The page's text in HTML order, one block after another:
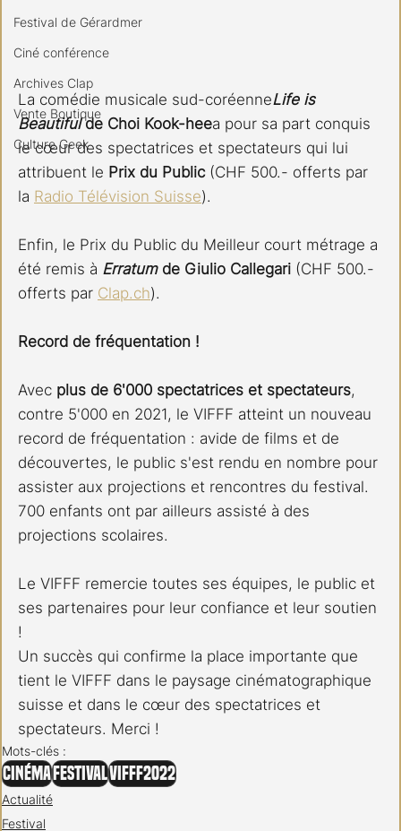
Festival de Gérardmer
Ciné conférence
Archives Clap
Vente Boutique
Culture Geek
La comédie musicale sud-coréenneLife is
Beautiful de Choi Kook-heea pour sa part conquis
le cœur des spectatrices et spectateurs qui lui
attribuent le Prix du Public (CHF 500.- offerts par
la Radio Télévision Suisse).
Enfin, le Prix du Public du Meilleur court métrage a
été remis à Erratum de Giulio Callegari (CHF 500.-
offerts par Clap.ch).
Record de fréquentation !
Avec plus de 6'000 spectatrices et spectateurs,
contre 5'000 en 2021, le VIFFF atteint un nouveau
record de fréquentation : avide de films et de
découvertes, le public s'est rendu en nombre pour
assister aux projections et rencontres du festival.
700 enfants ont par ailleurs assisté à des
projections scolaires.
Le VIFFF remercie toutes ses équipes, le public et
ses partenaires pour leur confiance et leur soutien
!
Un succès qui confirme la place importante que
tient le VIFFF dans le paysage cinématographique
suisse et dans le cœur des spectatrices et
spectateurs. Merci !
Mots-clés :
Cinéma FestivalVIFFF2022
Actualité
Festival